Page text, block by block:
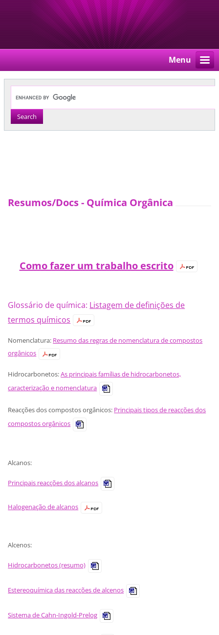
Menu
Resumos/Docs - Química Orgânica
Como fazer um trabalho escrito
Glossário de química: Listagem de definições de
termos químicos
Nomenclatura: Resumo das regras de nomenclatura de compostos
orgânicos
Hidrocarbonetos:As principais famílias de hidrocarbonetos,
caracterização e nomenclatura
Reacções dos compostos orgânicos: Principais tipos de reacções dos
compostos orgânicos
Alcanos:
Principais reacções dos alcanos
Halogenação de alcanos
Alcenos:
Hidrocarbonetos (resumo)
Estereoquímica das reacções de alcenos
Sistema de Cahn-Ingold-Prelog